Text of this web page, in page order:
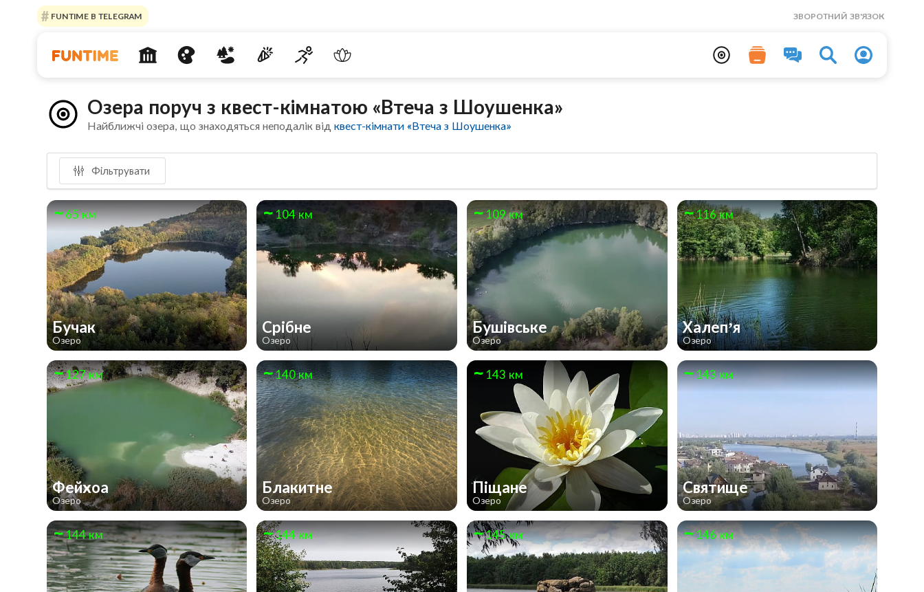
FUNTIME В TELEGRAM ЗВОРОТНИЙ ЗВ'ЯЗОК
Озера поруч з квест-кімнатою «Втеча з Шоушенка»
Найближчі озера, що знаходяться неподалік відквест-кімнати «Втеча з Шоушенка»
Фільтрувати
65 км
Бучак
Озеро
104 км
Срібне
Озеро
109 км
Бушівське
Озеро
116 км
Халеп’я
Озеро
127 км
Фейхоа
Озеро
140 км
Блакитне
Озеро
143 км
Піщане
Озеро
143 км
Святище
Озеро
144 км 144 км 145 км 146 км